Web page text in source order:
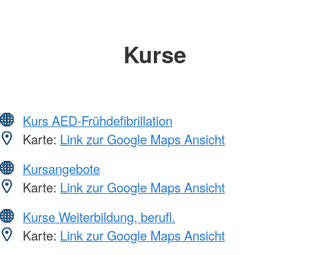
Kurse
Kurs AED-Frühdefibrillation
Karte: Link zur Google Maps Ansicht
Kursangebote
Karte: Link zur Google Maps Ansicht
Kurse Weiterbildung, berufl.
Karte: Link zur Google Maps Ansicht